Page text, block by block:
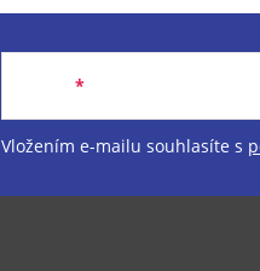
Vložením e-mailu souhlasíte s